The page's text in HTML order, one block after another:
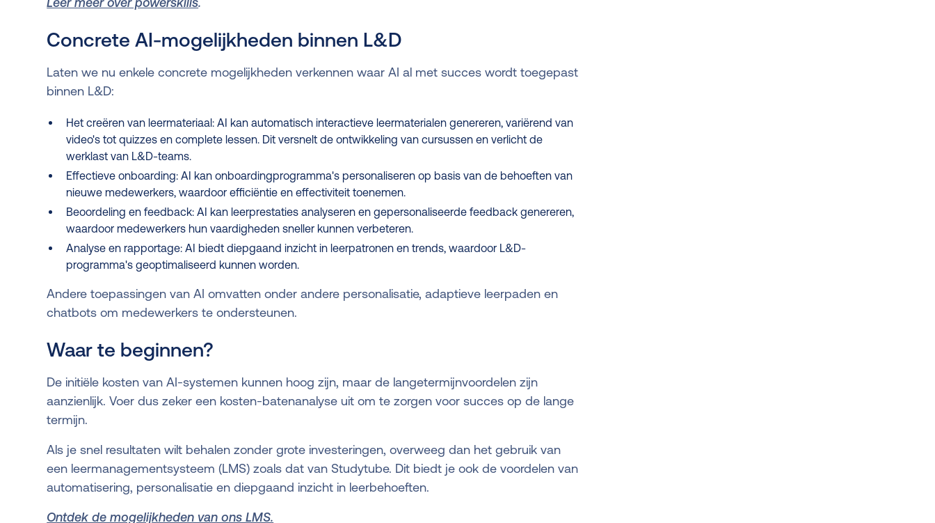
Concrete AI-mogelijkheden binnen L&D
Laten we nu enkele concrete mogelijkheden verkennen waar AI al met succes wordt toegepast
binnen L&D:
Het creëren van leermateriaal: AI kan automatisch interactieve leermaterialen genereren, variërend van
video's tot quizzes en complete lessen. Dit versnelt de ontwikkeling van cursussen en verlicht de
werklast van L&D-teams.
Effectieve onboarding: AI kan onboardingprogramma's personaliseren op basis van de behoeften van
nieuwe medewerkers, waardoor efficiëntie en effectiviteit toenemen.
Beoordeling en feedback: AI kan leerprestaties analyseren en gepersonaliseerde feedback genereren,
waardoor medewerkers hun vaardigheden sneller kunnen verbeteren.
Analyse en rapportage: AI biedt diepgaand inzicht in leerpatronen en trends, waardoor L&D-
programma's geoptimaliseerd kunnen worden.
Andere toepassingen van AI omvatten onder andere personalisatie, adaptieve leerpaden en
chatbots om medewerkers te ondersteunen.
Waar te beginnen?
De initiële kosten van AI-systemen kunnen hoog zijn, maar de langetermijnvoordelen zijn
aanzienlijk. Voer dus zeker een kosten-batenanalyse uit om te zorgen voor succes op de lange
termijn.
Als je snel resultaten wilt behalen zonder grote investeringen, overweeg dan het gebruik van
een leermanagementsysteem (LMS) zoals dat van Studytube. Dit biedt je ook de voordelen van
automatisering, personalisatie en diepgaand inzicht in leerbehoeften.
Ontdek de mogelijkheden van ons LMS.